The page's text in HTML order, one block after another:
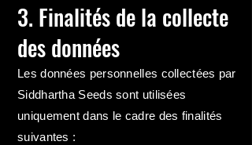
3. Finalités de la collecte
des données
Les données personnelles collectées par
Siddhartha Seeds sont utilisées
uniquement dans le cadre des finalités
suivantes :